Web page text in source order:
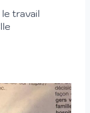
travail